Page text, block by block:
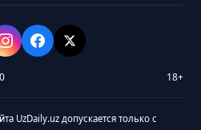
18+
UzDaily.uz допускается только с